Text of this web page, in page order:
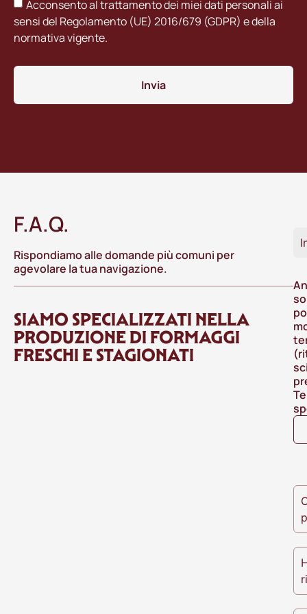
Acconsento al trattamento dei miei dati personali ai
sensi del Regolamento (UE) 2016/679 (GDPR) e della
normativa vigente.
Invia
F.A.Q.
Rispondiamo alle domande più comuni per
agevolare la tua navigazione.
SIAMO SPECIALIZZATI NELLA
PRODUZIONE DI FORMAGGI
FRESCHI E STAGIONATI